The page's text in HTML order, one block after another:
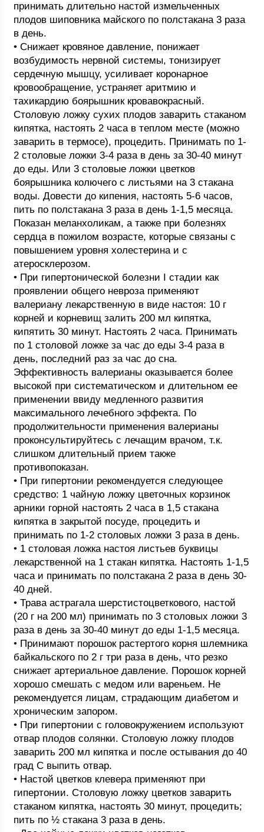
принимать длительно настой измельченных
плодов шиповника майского по полстакана 3 раза
в день.
• Снижает кровяное давление, понижает
возбудимость нервной системы, тонизирует
сердечную мышцу, усиливает коронарное
кровообращение, устраняет аритмию и
тахикардию боярышник кровавокрасный.
Столовую ложку сухих плодов заварить стаканом
кипятка, настоять 2 часа в теплом месте (можно
заварить в термосе), процедить. Принимать по 1-
2 столовые ложки 3-4 раза в день за 30-40 минут
до еды. Или 3 столовые ложки цветков
боярышника колючего с листьями на 3 стакана
воды. Довести до кипения, настоять 5-6 часов,
пить по полстакана 3 раза в день 1-1,5 месяца.
Показан меланхоликам, а также при болезнях
сердца в пожилом возрасте, которые связаны с
повышением уровня холестерина и с
атеросклерозом.
• При гипертонической болезни I стадии как
проявлении общего невроза применяют
валериану лекарственную в виде настоя: 10 г
корней и корневищ залить 200 мл кипятка,
кипятить 30 минут. Настоять 2 часа. Принимать
по 1 столовой ложке за час до еды 3-4 раза в
день, последний раз за час до сна.
Эффективность валерианы оказывается более
высокой при систематическом и длительном ее
применении ввиду медленного развития
максимального лечебного эффекта. По
продолжительности применения валерианы
проконсультируйтесь с лечащим врачом, т.к.
слишком длительный прием также
противопоказан.
• При гипертонии рекомендуется следующее
средство: 1 чайную ложку цветочных корзинок
арники горной настоять 2 часа в 1,5 стакана
кипятка в закрытой посуде, процедить и
принимать по 1-2 столовых ложки 3 раза в день.
• 1 столовая ложка настоя листьев буквицы
лекарственной на 1 стакан кипятка. Настоять 1-1,5
часа и принимать по полстакана 2 раза в день 30-
40 дней.
• Трава астрагала шерстистоцветкового, настой
(20 г на 200 мл) принимать по 3 столовых ложки 3
раза в день за 30-40 минут до еды 1-1,5 месяца.
• Принимают порошок растертого корня шлемника
байкальского по 2 г три раза в день, что резко
снижает артериальное давление. Порошок корней
хорошо смешать с медом или вареньем. Не
рекомендуется лицам, страдающим диабетом и
хроническим запором.
• При гипертонии с головокружением используют
отвар плодов солянки. Столовую ложку плодов
заварить 200 мл кипятка и после остывания до 40
град С выпить отвар.
• Настой цветков клевера применяют при
гипертонии. Столовую ложку цветков заварить
стаканом кипятка, настоять 30 минут, процедить;
пить по ½ стакана 3 раза в день.